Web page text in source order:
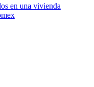
en una vivienda